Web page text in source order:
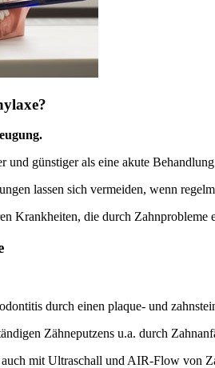
und günstiger als eine akute
lassen sich vermeiden, wenn
Krankheiten, die durch Zahnprobleme
durch einen plaque- und
Zähneputzens u.a. durch
auch mit Ultraschall und AIR-Flow von